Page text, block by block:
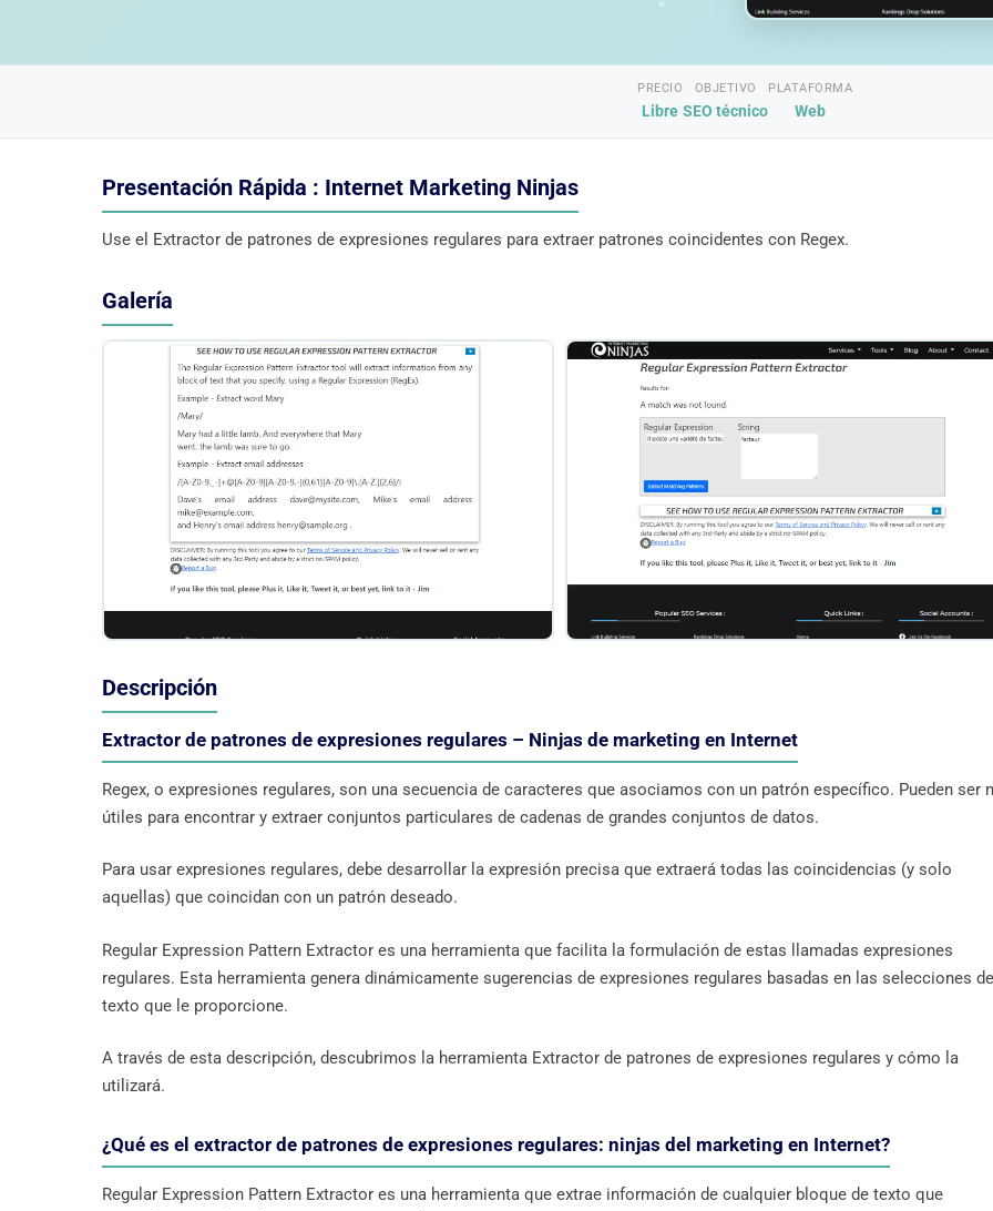
PRECIO
Libre
OBJETIVO
SEO técnico
PLATAFORMA
Web
Presentación Rápida : Internet Marketing Ninjas
Use el Extractor de patrones de expresiones regulares para extraer patrones coincidentes con Regex.
Galería
Descripción
Extractor de patrones de expresiones regulares – Ninjas de marketing en Internet
Regex, o expresiones regulares, son una secuencia de caracteres que asociamos con un patrón específico. Pueden ser
útiles para encontrar y extraer conjuntos particulares de cadenas de grandes conjuntos de datos.
Para usar expresiones regulares, debe desarrollar la expresión precisa que extraerá todas las coincidencias (y solo
aquellas) que coincidan con un patrón deseado.
Regular Expression Pattern Extractor es una herramienta que facilita la formulación de estas llamadas expresiones
regulares. Esta herramienta genera dinámicamente sugerencias de expresiones regulares basadas en las selecciones de
texto que le proporcione.
A través de esta descripción, descubrimos la herramienta Extractor de patrones de expresiones regulares y cómo la
utilizará.
¿Qué es el extractor de patrones de expresiones regulares: ninjas del marketing en Internet?
Regular Expression Pattern Extractor es una herramienta que extrae información de cualquier bloque de texto que